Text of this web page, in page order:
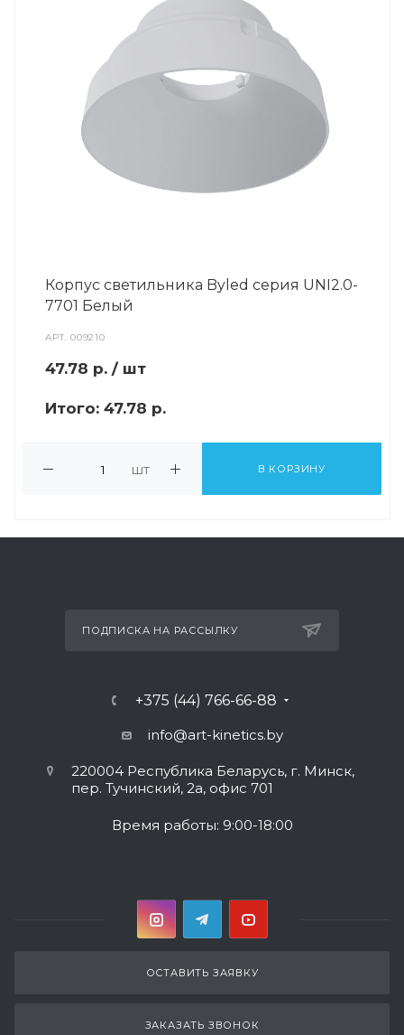
Корпус светильника Byled серия UNI2.0-
7701 Белый
АРТ.009210
47.78 р. / шт
Итого: 47.78 р.
шт В КОРЗИНУ
ПОДПИСКА НА РАССЫЛКУ
+375 (44) 766-66-88
info@art-kinetics.by
220004 Республика Беларусь, г. Минск,
пер. Тучинский, 2а, офис 701
Время работы: 9:00-18:00
ОСТАВИТЬ ЗАЯВКУ
ЗАКАЗАТЬ ЗВОНОК